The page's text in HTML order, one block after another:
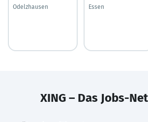
Odelzhausen
Essen
XING – Das Jobs-